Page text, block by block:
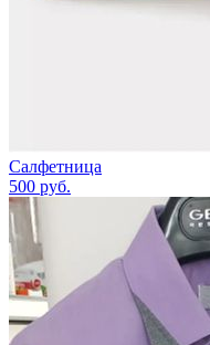
Салфетница
500 руб.